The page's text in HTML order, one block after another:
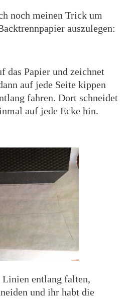
noch meinen Trick um
auszulegen:
das Papier und zeichnet
auf jede Seite kippen
fahren. Dort schneidet
auf jede Ecke hin.
Linien entlang falten,
und ihr habt die